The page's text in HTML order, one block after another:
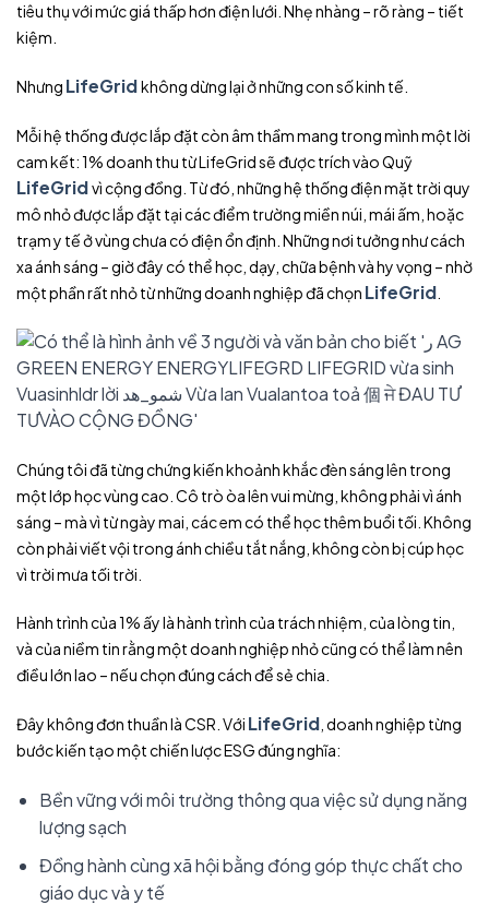
tiêu thụ với mức giá thấp hơn điện lưới. Nhẹ nhàng – rõ ràng – tiết
kiệm.
Nhưng LifeGridkhông dừng lại ở những con số kinh tế.
Mỗi hệ thống được lắp đặt còn âm thầm mang trong mình một lời
cam kết: 1% doanh thu từ LifeGrid sẽ được trích vào Quỹ
LifeGridvì cộng đồng. Từ đó, những hệ thống điện mặt trời quy
mô nhỏ được lắp đặt tại các điểm trường miền núi, mái ấm, hoặc
trạm y tế ở vùng chưa có điện ổn định. Những nơi tưởng như cách
xa ánh sáng – giờ đây có thể học, dạy, chữa bệnh và hy vọng – nhờ
một phần rất nhỏ từ những doanh nghiệp đã chọn LifeGrid
Chúng tôi đã từng chứng kiến khoảnh khắc đèn sáng lên trong
một lớp học vùng cao. Cô trò òa lên vui mừng, không phải vì ánh
sáng – mà vì từ ngày mai, các em có thể học thêm buổi tối. Không
còn phải viết vội trong ánh chiều tắt nắng, không còn bị cúp học
vì trời mưa tối trời.
Hành trình của 1% ấy là hành trình của trách nhiệm, của lòng tin,
và của niềm tin rằng một doanh nghiệp nhỏ cũng có thể làm nên
điều lớn lao – nếu chọn đúng cách để sẻ chia.
Đây không đơn thuần là CSR. Với LifeGrid , doanh nghiệp từng
bước kiến tạo một chiến lược ESG đúng nghĩa:
Bền vững với môi trường thông qua việc sử dụng năng
lượng sạch
Đồng hành cùng xã hội bằng đóng góp thực chất cho
giáo dục và y tế